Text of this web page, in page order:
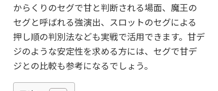
からくりのセグで甘と判断される場面、魔王の
セグと呼ばれる強演出、スロットのセグによる
押し順の判別法なども実戦で活用できます。甘デ
ジのような安定性を求める方には、セグで甘デ
ジとの比較も参考になるでしょう。